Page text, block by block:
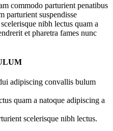
commodo parturient penatibus
parturient suspendisse
nibh lectus quam a
et pharetra fames nunc
adipiscing convallis bulum
quam a natoque adipiscing a
scelerisque nibh lectus.